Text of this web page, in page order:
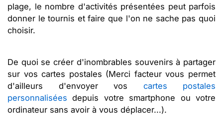
plage, le nombre d'activités présentées peut parfois
donner le tournis et faire que l'on ne sache pas quoi
choisir.
De quoi se créer d'inombrables souvenirs à partager
sur vos cartes postales (Merci facteur vous permet
d'ailleurs d'envoyer vos cartes postales
personnalisées depuis votre smartphone ou votre
ordinateur sans avoir à vous déplacer...).